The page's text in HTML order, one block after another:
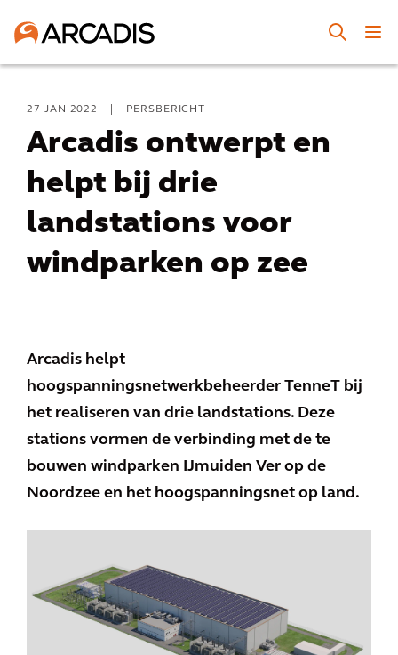
27 JAN 2022 PERSBERICHT
Arcadis ontwerpt en
helpt bij drie
landstations voor
windparken op zee
Arcadis helpt
hoogspanningsnetwerkbeheerder TenneT bij
het realiseren van drie landstations. Deze
stations vormen de verbinding met de te
bouwen windparken IJmuiden Ver op de
Noordzee en het hoogspanningsnet op land.